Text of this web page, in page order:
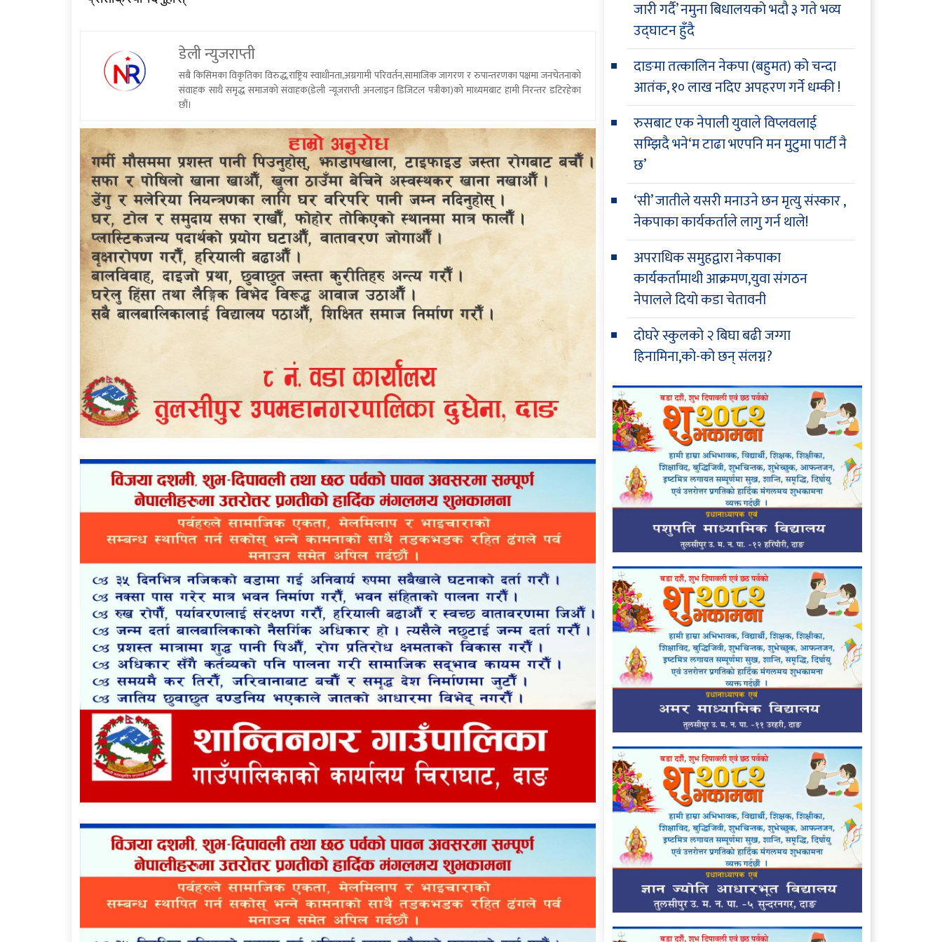
डेली न्युजराप्ती
सबै किसिमका विकृतिका विरुद्ध,राष्ट्रिय स्वाधीनता,अग्रगामी परिवर्तन,सामाजिक जागरण र रुपान्तरणका पक्षमा जनचेतनाको
संवाहक साथै समृद्ध समाजको संवाहक(डेली न्यूजराप्ती अनलाइन डिजिटल पत्रीका)को माध्यमबाट हामी निरन्तर डटिरहेका
छौं।
जारी गर्दै’ नमुना बिधालयको भदौ ३ गते भव्य
उद्घाटन हुँदै
दाङमा तत्कालिन नेकपा (बहुमत) को चन्दा
आतंक, १० लाख नदिए अपहरण गर्ने धम्की !
रुसबाट एक नेपाली युवाले विप्लवलाई
सम्झिदै भने‘म टाढा भएपनि मन मुटुमा पार्टी नै
छ’
‘सी’ जातीले यसरी मनाउने छन मृत्यु संस्कार ,
नेकपाका कार्यकर्ताले लागु गर्न थाले!
अपराधिक समुहद्वारा नेकपाका
कार्यकर्तामाथी आक्रमण,युवा संगठन
नेपालले दियो कडा चेतावनी
दोघरे स्कुलको २ बिघा बढी जग्गा
हिनामिना,को-को छन् संलग्न?